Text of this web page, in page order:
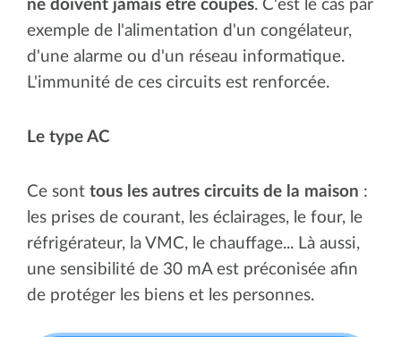
ne doivent jamais être coupés. C'est le cas par
exemple de l'alimentation d'un congélateur,
d'une alarme ou d'un réseau informatique.
L'immunité de ces circuits est renforcée.
Le type AC
Ce sont tous les autres circuits de la maison :
les prises de courant, les éclairages, le four, le
réfrigérateur, la VMC, le chauffage... Là aussi,
une sensibilité de 30 mA est préconisée afin
de protéger les biens et les personnes.